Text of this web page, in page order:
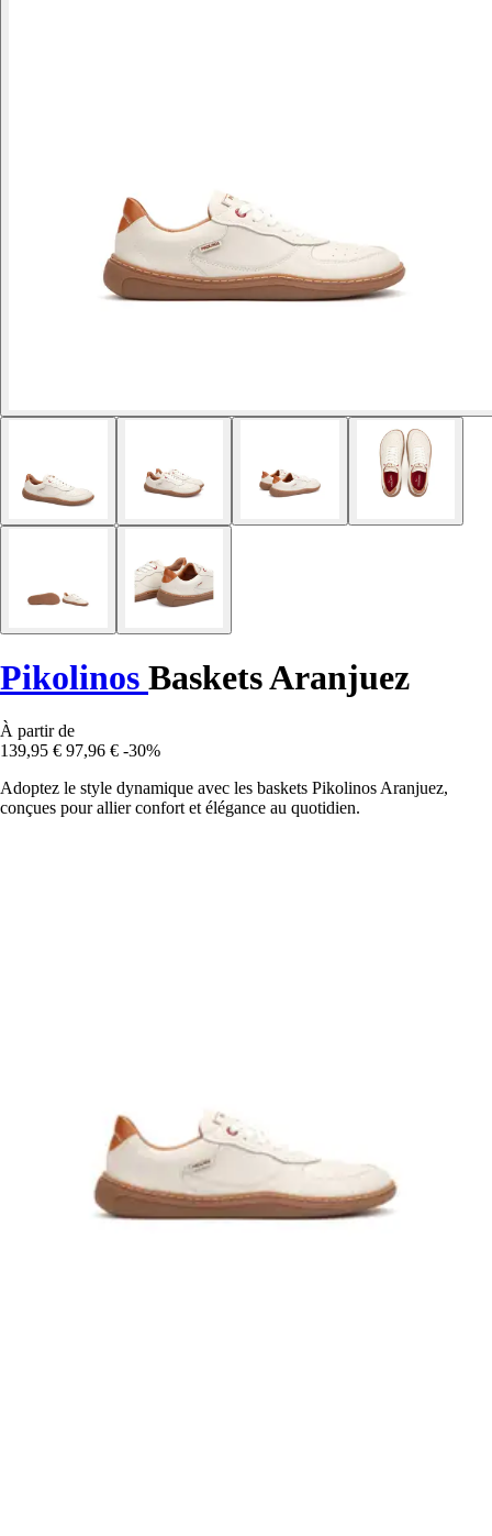
Pikolinos Baskets Aranjuez
À partir de
139,95 € 97,96 € -30%
Adoptez le style dynamique avec les baskets Pikolinos Aranjuez,
conçues pour allier confort et élégance au quotidien.